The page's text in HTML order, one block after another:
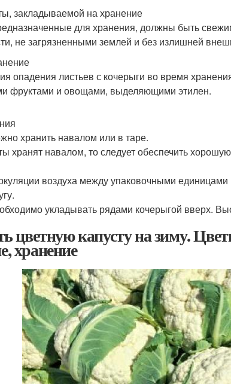
закладываемой на хранение
для хранения, должны быть
не загрязненными землей и без излишней
опадения листьев с кочерыги во время
фруктами и овощами, выделяющими этилен.
хранить навалом или в таре.
хранят навалом, то следует обеспечить
воздуха между упаковочными единицами
укладывать рядами кочерыгой вверх.
цветную капусту на зиму.
хранение